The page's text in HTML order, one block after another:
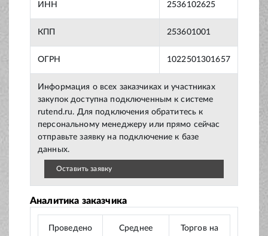
ИНН 2536102625
КПП 253601001
ОГРН 1022501301657
Информация о всех заказчиках и участниках
закупок доступна подключенным к системе
rutend.ru. Для подключения обратитесь к
персональному менеджеру или прямо сейчас
отправьте заявку на подключение к базе
данных.
Оставить заявку
Аналитика заказчика
Проведено
Среднее
Торгов на